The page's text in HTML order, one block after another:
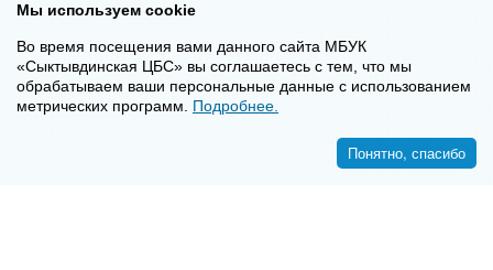
Мы используем cookie
Во время посещения вами данного сайта МБУК
«Сыктывдинская ЦБС» вы соглашаетесь с тем, что мы
обрабатываем ваши персональные данные с использованием
метрических программ. Подробнее.
Понятно, спасибо